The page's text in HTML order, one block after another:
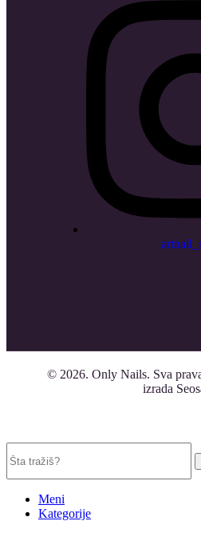
© 2026. Only Nails. Sva
izrada
Meni
Kategorije